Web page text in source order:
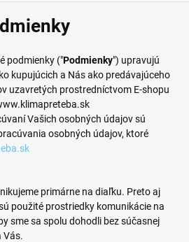
podmienky ("Podmienky") upravujú
kupujúcich a Nás ako predávajúceho
uzavretých prostredníctvom E-shopu
Vašich osobných údajov sú
osobných údajov, ktoré
primárne na diaľku. Preto aj
použité prostriedky komunikácie na
sme sa spolu dohodli bez súčasnej
Vás.